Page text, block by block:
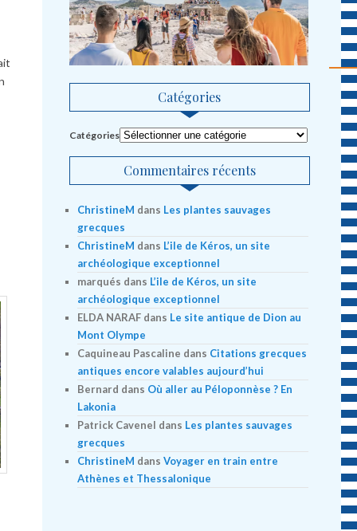
Catégories
Catégories
Commentaires récents
ChristineM dans Les plantes sauvages
grecques
ChristineM dans L’ile de Kéros, un site
archéologique exceptionnel
marqués dans L’ile de Kéros, un site
archéologique exceptionnel
ELDA NARAFdans Le site antique de Dion au
Mont Olympe
Caquineau Pascaline dans Citations grecques
antiques encore valables aujourd’hui
Bernard dans Où aller au Péloponnèse ? En
Lakonia
Patrick Cavenel dans Les plantes sauvages
grecques
ChristineM dans Voyager en train entre
Athènes et Thessalonique